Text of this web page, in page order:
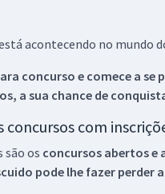
acontecendo no mundo
concurso e comece a
a sua chance de
com
são os concursos abertos e
pode lhe fazer perder